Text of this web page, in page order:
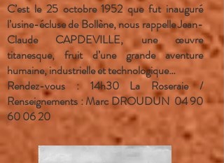
C’est le 25 octobre 1952 que fut inauguré
l’usine-écluse de Bollène, nous rappelle Jean-
Claude CAPDEVILLE, une œuvre
titanesque, fruit d’une grande aventure
humaine, industrielle et technologique…
Rendez-vous : 14h30 La Roseraie /
Renseignements : Marc DROUDUN 04 90
60 06 20